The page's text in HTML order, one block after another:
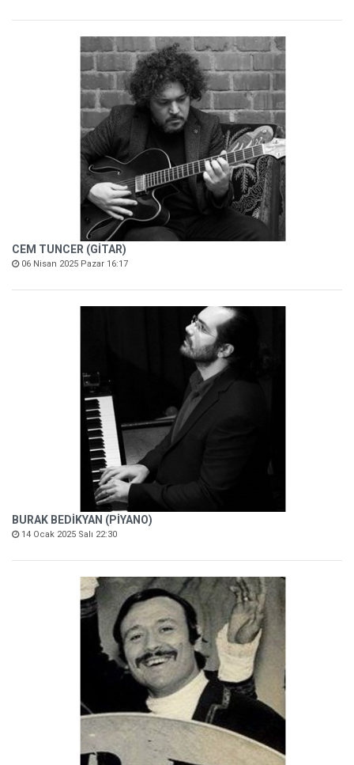
CEM TUNCER (GİTAR)
06 Nisan 2025 Pazar 16:17
BURAK BEDİKYAN (PİYANO)
14 Ocak 2025 Salı 22:30